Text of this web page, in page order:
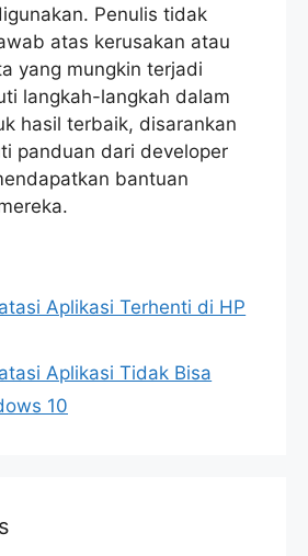
Penulis tidak
atas kerusakan atau
yang mungkin terjadi
langkah-langkah dalam
hasil terbaik, disarankan
panduan dari developer
bantuan
Aplikasi Terhenti di HP
Aplikasi Tidak Bisa
10